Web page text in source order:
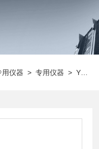
用仪器 >专用仪器 > YD-2智能片剂硬度测试仪